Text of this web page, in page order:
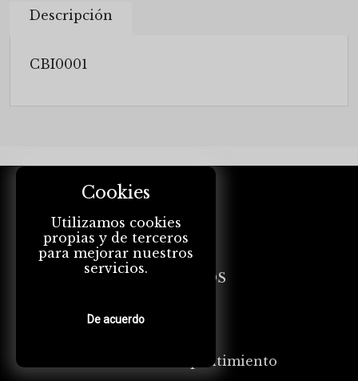
Cookies
Utilizamos cookies
propias y de terceros
para mejorar nuestros
servicios.
De acuerdo
Descripción
CBI0001
CAPO
TARGETS
PRODUCTOS
Botón de arrepentimiento